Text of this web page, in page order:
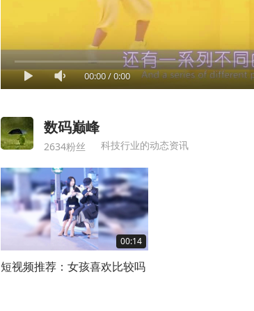
00:00/0:00
数码巅峰
2634粉丝 科技行业的动态资讯
00:14
短视频推荐：女孩喜欢比较吗